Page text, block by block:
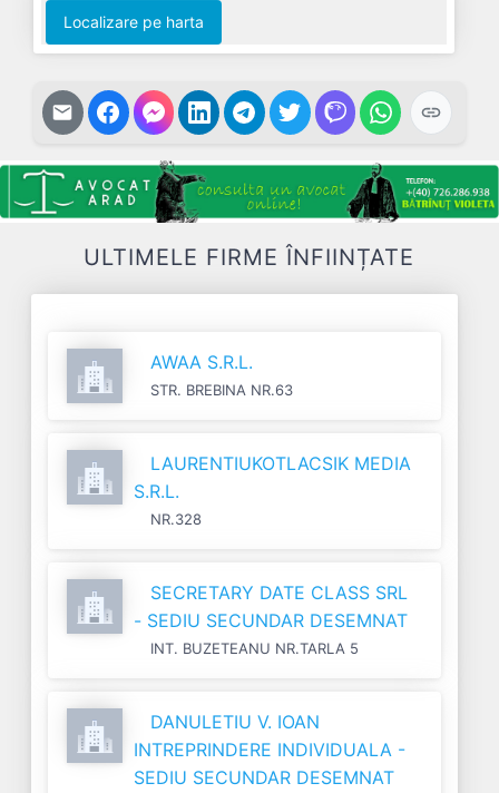
Localizare pe harta
ULTIMELE FIRME ÎNFIINȚATE
AWAA S.R.L.
STR. BREBINA NR.63
LAURENTIUKOTLACSIK MEDIA
S.R.L.
NR.328
SECRETARY DATE CLASS SRL
- SEDIU SECUNDAR DESEMNAT
INT. BUZETEANU NR.TARLA 5
DANULETIU V. IOAN
INTREPRINDERE INDIVIDUALA -
SEDIU SECUNDAR DESEMNAT